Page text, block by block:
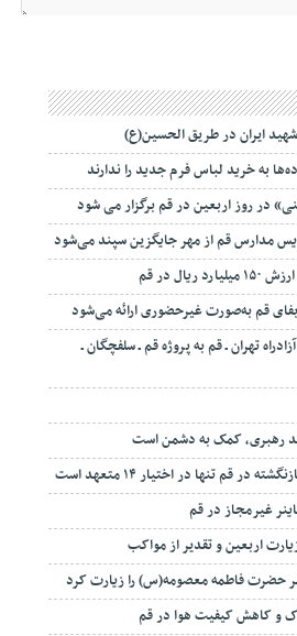
ایران در طریق الحسین(ع)
به خرید لباس فرم جدید را ندارند
در روز اربعین در قم برگزار می شود
مدارس قم از مهر جایگزین سپند می‌شود
آزادراه تهران ـ قم به پروژه قم ـ سلفچگان ـ
رهبری، کمک به دشمن است
غیرمجاز در قم
اربعین و تقدیر از مواکب
حضرت فاطمه معصومه(س) را زیارت کرد
و کاهش کیفیت هوا در قم